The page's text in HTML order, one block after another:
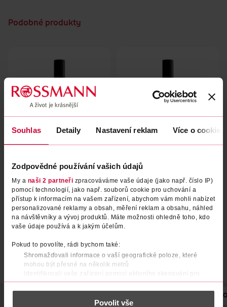
Souhlas Detaily Nastavení reklam Více o cookies
Zodpovědné používání vašich údajů
My a naši 2 partneři zpracováváme vaše údaje (jako např. číslo IP)
pomocí technologií, jako např. souborů cookie pro uchování a
přístup k informacím na vašem zařízení, abychom vám mohli nabízet
personalizované reklamy a obsah, měření reklam a obsahu, náhled
na návštěvníky a vývoj produktů. Máte možnosti ohledně toho, kdo
vaše údaje používá a k jakým účelům.
Pokud to povolíte, rádi bychom také:
Shromažďovali informace o vaší geografické poloze, které
mohou být přesné na několik metrů
Identifikovali vaše zařízení pomocí aktivního skenování pro
konkrétní charakteristiky (otisk prstu)
Zjistěte více o tom, jak zpracováváme vaše osobní údaje, a nastavte
části s podrobnostmi . Svůj souhlas můžete kdykoliv
Povolit vše
Podobné produkty
Stop 12.7 Neutral Tan
NYX Professional Makeup 1 ks
329 Kč
DO KOŠÍKU
Stop 08 True Beige
329 Kč
DO KOŠÍKU
NÁZEV VÝROBCE/